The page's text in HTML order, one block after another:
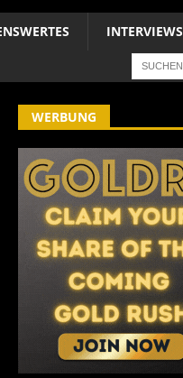
INTERVIEWS
WERBUNG